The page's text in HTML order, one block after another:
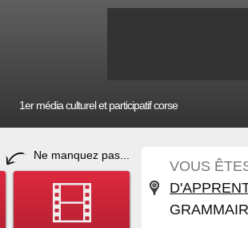
1er média culturel et participatif corse
Ne manquez pas...
VOUS